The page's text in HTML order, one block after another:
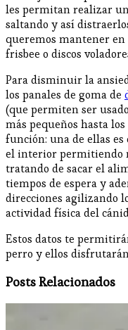
les permitan realizar
saltando y así
queremos mantener en
frisbee o discos
Para disminuir la
los panales de goma de
(que permiten ser
más pequeños hasta
función: una de ellas
el interior permitiendo
tratando de sacar el
tiempos de espera y
direcciones agilizando
actividad física del
Estos datos te
perro y ellos
Posts Relacionados